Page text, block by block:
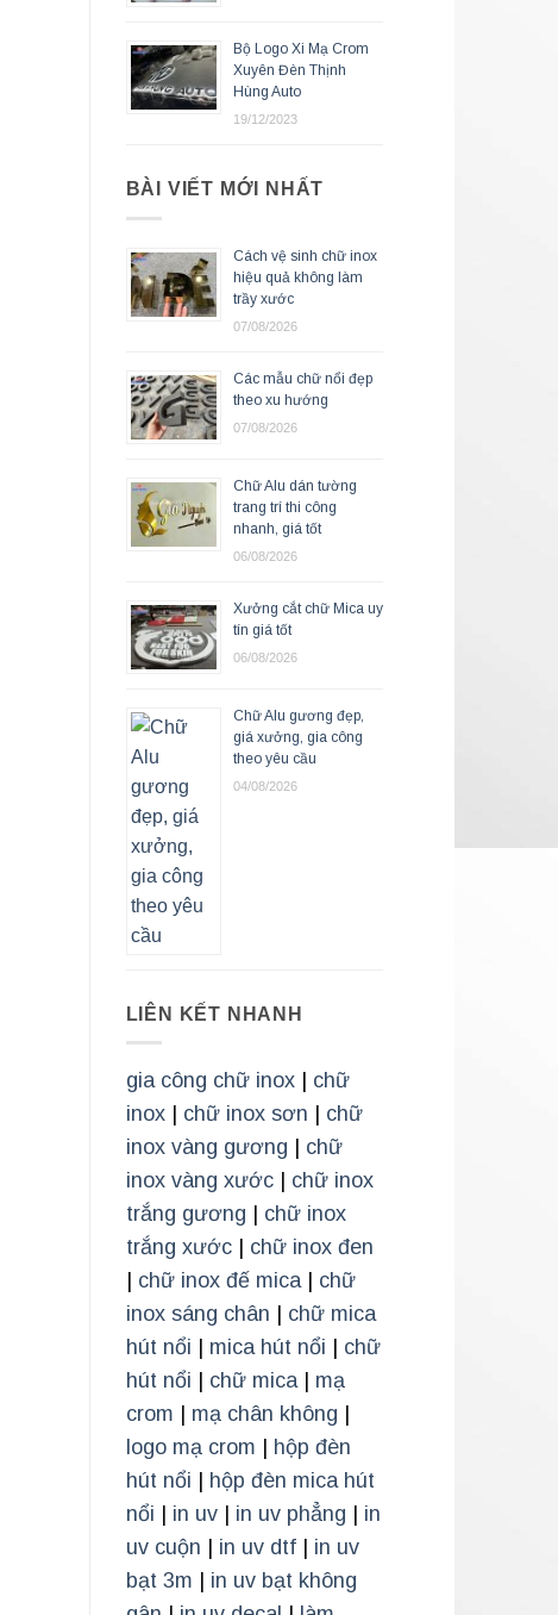
Bộ Logo Xi Mạ Crom
Xuyên Đèn Thịnh
Hùng Auto
19/12/2023
BÀI VIẾT MỚI NHẤT
Cách vệ sinh chữ inox
hiệu quả không làm
trầy xước
07/08/2026
Các mẫu chữ nổi đẹp
theo xu hướng
07/08/2026
Chữ Alu dán tường
trang trí thi công
nhanh, giá tốt
06/08/2026
Xưởng cắt chữ Mica uy
tín giá tốt
06/08/2026
Chữ Alu gương đẹp,
giá xưởng, gia công
theo yêu cầu
04/08/2026
LIÊN KẾT NHANH
gia công chữ inox| chữ
inox| chữ inox sơn
chữ
inox vàng gương
chữ
inox vàng xước| chữ inox
trắng gương
chữ inox
trắng xước| chữ inox đen
chữ inox đế mica| chữ
inox sáng chân
chữ mica
hút nổi
mica hút nổi
chữ
hút nổi
chữ mica| mạ
crom
mạ chân không
logo mạ crom
hộp đèn
hút nổi
hộp đèn mica hút
nổi
in uv| in uv phẳng
in
uv cuộn
in uv dtf| in uv
bạt 3m
in uv bạt không